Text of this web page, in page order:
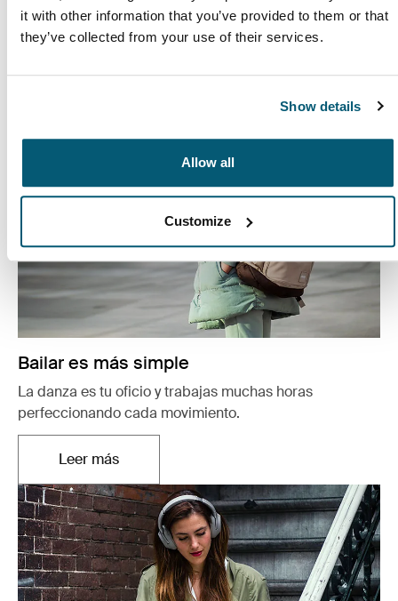
it with other information that you’ve provided to them or that
they’ve collected from your use of their services.
Show details
Allow all
Customize
entre las tareas académicas, los amigos y la familia.
Se abre en una nueva pestaña
Bailar es más simple
La danza es tu oficio y trabajas muchas horas
perfeccionando cada movimiento.
Leer másSe abre en una nueva pestaña